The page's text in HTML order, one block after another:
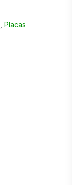
Placas